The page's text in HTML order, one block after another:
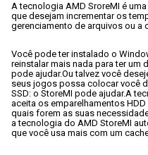
A tecnologia AMD SroreMI é
que desejam incrementar os
gerenciamento de arquivos ou a
Você pode ter instalado o
reinstalar mais nada para ter um
pode ajudar.Ou talvez você
seus jogos possa colocar você
SSD: o StoreMI pode ajudar.A
aceita os emparelhamentos
quais forem as suas
a tecnologia do AMD StoreMI
que você usa mais com um